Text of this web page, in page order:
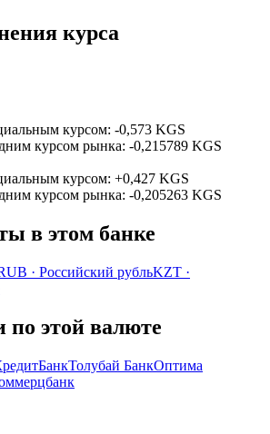
курса
курсом: -0,573 KGS
курсом рынка: -0,215789 KGS
курсом: +0,427 KGS
курсом рынка: -0,205263 KGS
в этом банке
· Российский рубльKZT ·
по этой валюте
Толубай БанкОптима